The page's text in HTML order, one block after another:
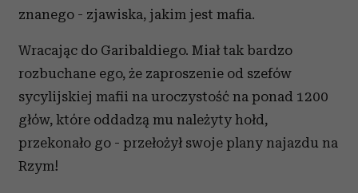
znanego - zjawiska, jakim jest mafia.
Wracając do Garibaldiego. Miał tak bardzo
rozbuchane ego, że zaproszenie od szefów
sycylijskiej mafii na uroczystość na ponad 1200
głów, które oddadzą mu należyty hołd,
przekonało go - przełożył swoje plany najazdu na
Rzym!